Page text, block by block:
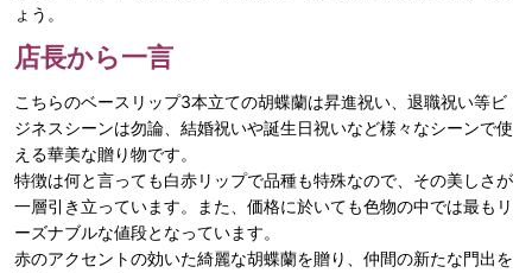
ょう。
店長から一言
こちらのベースリップ3本立ての胡蝶蘭は昇進祝い、退職祝い等ビ
ジネスシーンは勿論、結婚祝いや誕生日祝いなど様々なシーンで使
える華美な贈り物です。
特徴は何と言っても白赤リップで品種も特殊なので、その美しさが
一層引き立っています。また、価格に於いても色物の中では最もリ
ーズナブルな値段となっています。
赤のアクセントの効いた綺麗な胡蝶蘭を贈り、仲間の新たな門出を